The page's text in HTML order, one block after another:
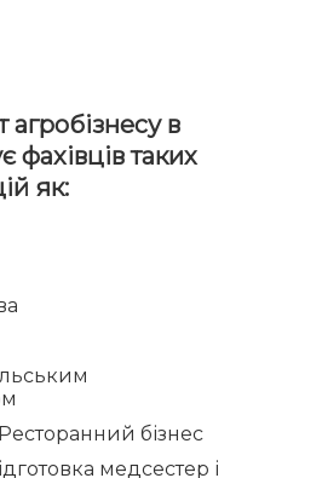
агробізнесу в
фахівців таких
як:
бізнес
медсестер і